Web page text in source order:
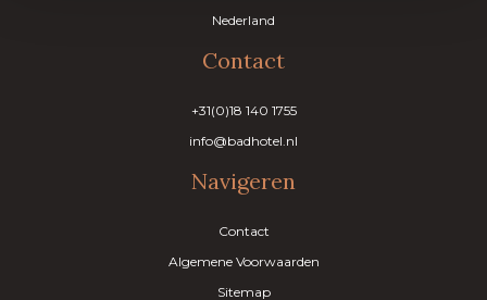
Nederland
Contact
+31(0)18 140 1755
info@badhotel.nl
Navigeren
Contact
Algemene Voorwaarden
Sitemap